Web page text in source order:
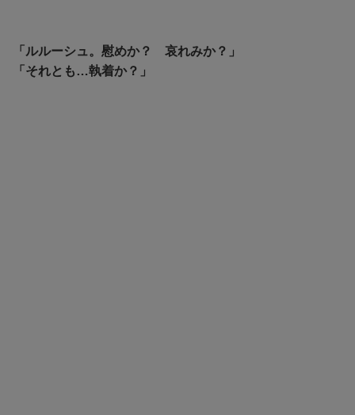
「ルルーシュ。慰めか？ 哀れみか？」
「それとも…執着か？」